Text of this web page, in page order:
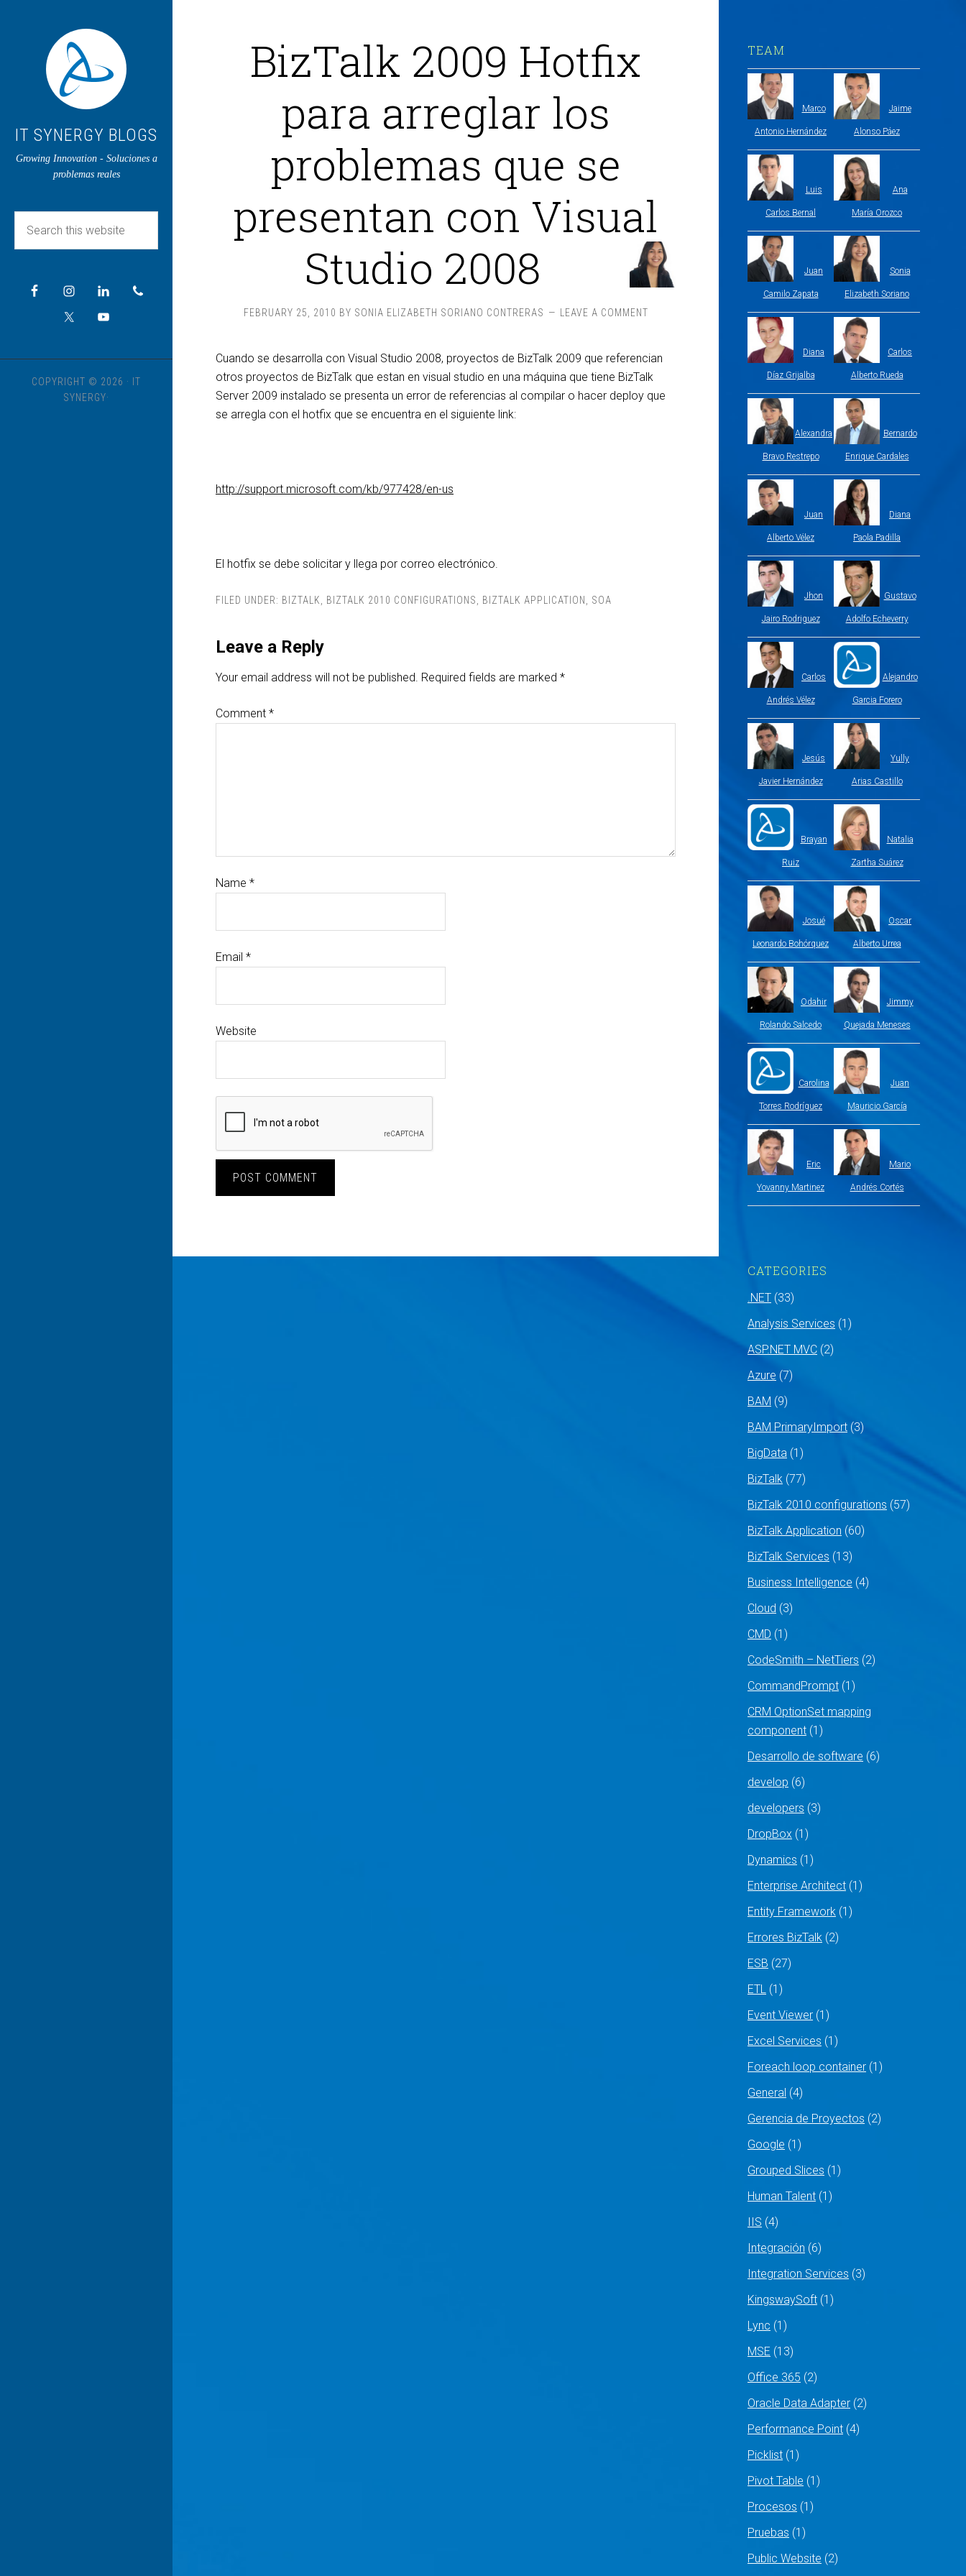
IT SYNERGY BLOGS
Growing Innovation - Soluciones a
problemas reales
COPYRIGHT © 2026 · IT
SYNERGY·
BizTalk 2009 Hotfix
para arreglar los
problemas que se
presentan con Visual
Studio 2008
FEBRUARY 25, 2010 BY SONIA ELIZABETH SORIANO CONTRERAS LEAVE A COMMENT
Cuando se desarrolla con Visual Studio 2008, proyectos de BizTalk 2009 que referencian
otros proyectos de BizTalk que estan en visual studio en una máquina que tiene BizTalk
Server 2009 instalado se presenta un error de referencias al compilar o hacer deploy que
se arregla con el hotfix que se encuentra en el siguiente link:
http://support.microsoft.com/kb/977428/en-us
El hotfix se debe solicitar y llega por correo electrónico.
FILED UNDER: BIZTALK BIZTALK 2010 CONFIGURATIONS BIZTALK APPLICATION SOA
Leave a Reply
Your email address will not be published. Required fields are marked *
Comment *
Name *
Email *
Website
TEAM
Marco
Antonio Hernández
Jaime
Alonso Páez
Luis
Carlos Bernal
Ana
María Orozco
Juan
Camilo Zapata
Sonia
Elizabeth Soriano
Diana
Díaz Grijalba
Carlos
Alberto Rueda
Alexandra
Bravo Restrepo
Bernardo
Enrique Cardales
Juan
Alberto Vélez
Diana
Paola Padilla
Jhon
Jairo Rodriguez
Gustavo
Adolfo Echeverry
Carlos
Andrés Vélez
Alejandro
Garcia Forero
Jesús
Javier Hernández
Yully
Arias Castillo
Brayan
Ruiz
Natalia
Zartha Suárez
Josué
Leonardo Bohórquez
Oscar
Alberto Urrea
Odahir
Rolando Salcedo
Jimmy
Quejada Meneses
Carolina
Torres Rodríguez
Juan
Mauricio García
Eric
Yovanny Martinez
Mario
Andrés Cortés
CATEGORIES
.NET (33)
Analysis Services (1)
ASP.NET MVC (2)
Azure (7)
BAM (9)
BAM PrimaryImport (3)
BigData (1)
BizTalk (77)
BizTalk 2010 configurations (57)
BizTalk Application (60)
BizTalk Services (13)
Business Intelligence (4)
Cloud (3)
CMD (1)
CodeSmith – NetTiers (2)
CommandPrompt (1)
CRM OptionSet mapping
component (1)
Desarrollo de software (6)
develop (6)
developers (3)
DropBox (1)
Dynamics (1)
Enterprise Architect (1)
Entity Framework (1)
Errores BizTalk (2)
ESB (27)
ETL (1)
Event Viewer (1)
Excel Services (1)
Foreach loop container (1)
General (4)
Gerencia de Proyectos (2)
Google (1)
Grouped Slices (1)
Human Talent (1)
IIS (4)
Integración (6)
Integration Services (3)
KingswaySoft (1)
Lync (1)
MSE (13)
Office 365 (2)
Oracle Data Adapter (2)
Performance Point (4)
Picklist (1)
Pivot Table (1)
Procesos (1)
Pruebas (1)
Public Website (2)